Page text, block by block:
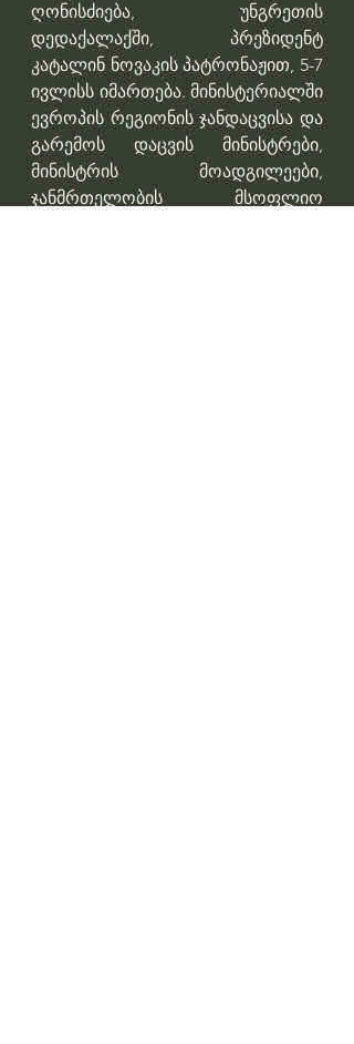
ღონისძიება, უნგრეთის
დედაქალაქში, პრეზიდენტ
კატალინ ნოვაკის პატრონაჟით, 5-7
ივლისს იმართება. მინისტერიალში
ევროპის რეგიონის ჯანდაცვისა და
გარემოს დაცვის მინისტრები,
მინისტრის მოადგილეები,
ჯანმრთელობის მსოფლიო